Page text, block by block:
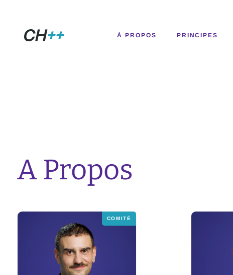
CH++ À PROPOS PRINCIPES
A Propos
COMITÉ